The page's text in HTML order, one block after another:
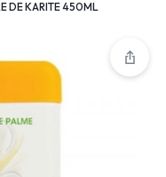
DE KARITE 450ML